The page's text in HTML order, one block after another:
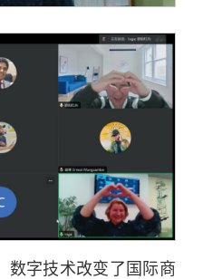
数字技术改变了国际商